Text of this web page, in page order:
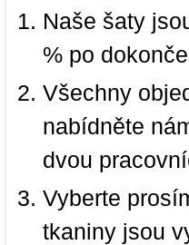
Naše šaty
% po
Všechny
nabídněte
dvou
Vyberte
tkaniny jsou